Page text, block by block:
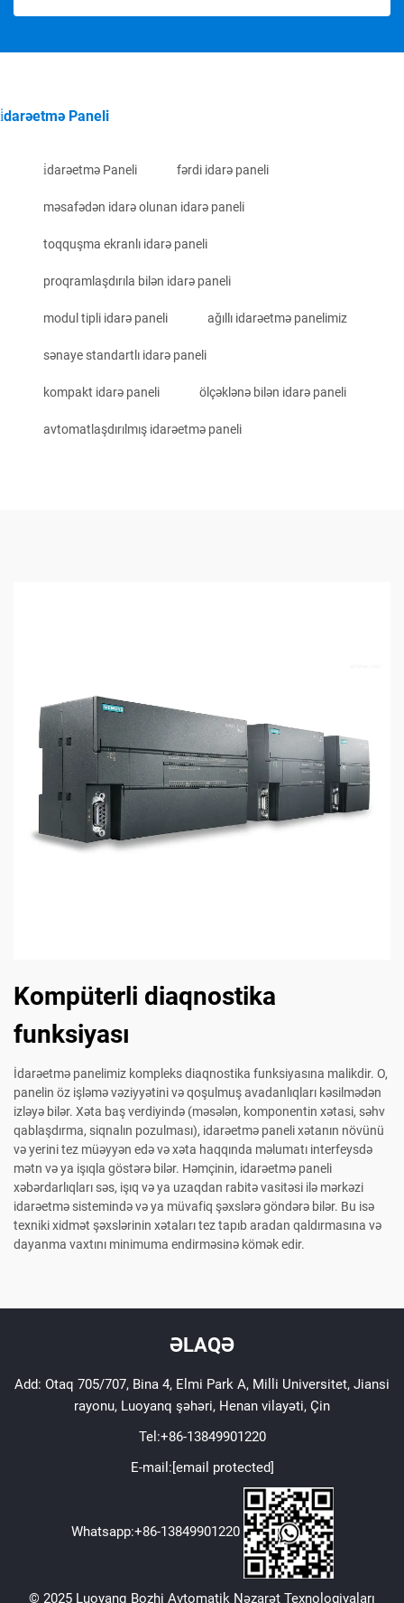
i̇darəetmə Paneli
i̇darəetmə Paneli fərdi idarə paneli
məsafədən idarə olunan idarə paneli
toqquşma ekranlı idarə paneli
proqramlaşdırıla bilən idarə paneli
modul tipli idarə paneli ağıllı idarəetmə panelimiz
sənaye standartlı idarə paneli
kompakt idarə paneli ölçəklənə bilən idarə paneli
avtomatlaşdırılmış idarəetmə paneli
Kompüterli diaqnostika
funksiyası
İdarəetmə panelimiz kompleks diaqnostika funksiyasına malikdir. O,
panelin öz işləmə vəziyyətini və qoşulmuş avadanlıqları kəsilmədən
izləyə bilər. Xəta baş verdiyində (məsələn, komponentin xətasi, səhv
qablaşdırma, siqnalın pozulması), idarəetmə paneli xətanın növünü
və yerini tez müəyyən edə və xəta haqqında məlumatı interfeysdə
mətn və ya işıqla göstərə bilər. Həmçinin, idarəetmə paneli
xəbərdarlıqları səs, işıq və ya uzaqdan rabitə vasitəsi ilə mərkəzi
idarəetmə sistemində və ya müvafiq şəxslərə göndərə bilər. Bu isə
texniki xidmət şəxslərinin xətaları tez tapıb aradan qaldırmasına və
dayanma vaxtını minimuma endirməsinə kömək edir.
ƏLAQƏ
Add: Otaq 705/707, Bina 4, Elmi Park A, Milli Universitet, Jiansi
rayonu, Luoyanq şəhəri, Henan vilayəti, Çin
Tel:+86-13849901220
E-mail:[email protected]
Whatsapp:+86-13849901220
© 2025 Luoyanq Bozhi Avtomatik Nəzarət Texnologiyaları